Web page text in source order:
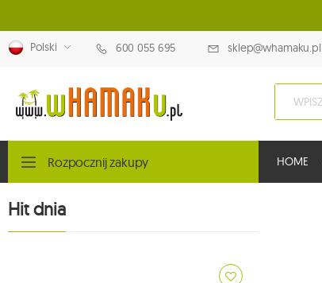
Polski 600 055 695 sklep@whamaku.pl
Rozpocznij zakupy HOME
Hit dnia